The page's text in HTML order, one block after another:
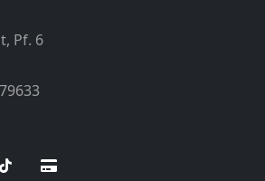
Pf. 6